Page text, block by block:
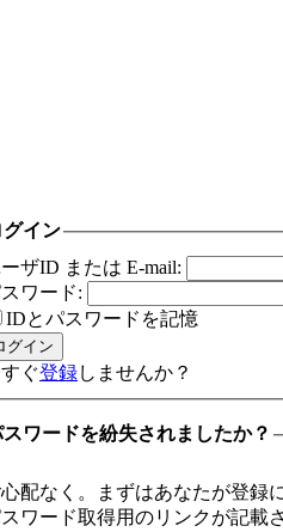
グイン
ザID または E-mail:
ワード:
IDとパスワードを記憶
ぐ登録しませんか？
スワードを紛失されましたか？
心配なく。まずはあなたが登録
ワード取得用のリンクが記載